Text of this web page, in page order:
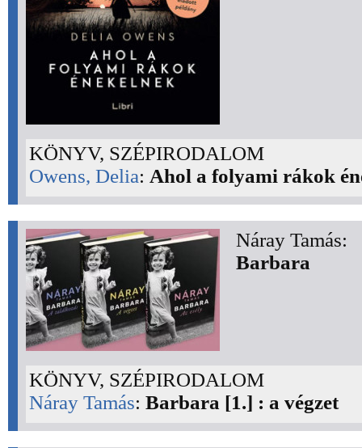
KÖNYV, SZÉPIRODALOM
Owens, Delia: Ahol a folyami rákok
Náray Tamás:
Barbara
KÖNYV, SZÉPIRODALOM
Náray Tamás: Barbara [1.] : a végzet